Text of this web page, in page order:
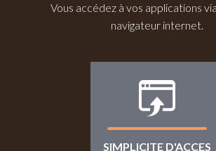
Vous accédez à vos applications
navigateur internet.
SIMPLICITE D'ACCES